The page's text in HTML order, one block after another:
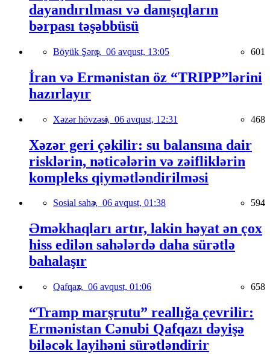
dayandırılması və danışıqların
bərpası təşəbbüsü
Böyük Şərq, 06 avqust, 13:05 601
İran və Ermənistan öz “TRIPP”lərini
hazırlayır
Xəzər hövzəsi, 06 avqust, 12:31 468
Xəzər geri çəkilir: su balansına dair
risklərin, nəticələrin və zəifliklərin
kompleks qiymətləndirilməsi
Sosial sahə, 06 avqust, 01:38 594
Əməkhaqları artır, lakin həyat ən çox
hiss edilən sahələrdə daha sürətlə
bahalaşır
Qafqaz, 06 avqust, 01:06 658
“Tramp marşrutu” reallığa çevrilir:
Ermənistan Cənubi Qafqazı dəyişə
biləcək layihəni sürətləndirir